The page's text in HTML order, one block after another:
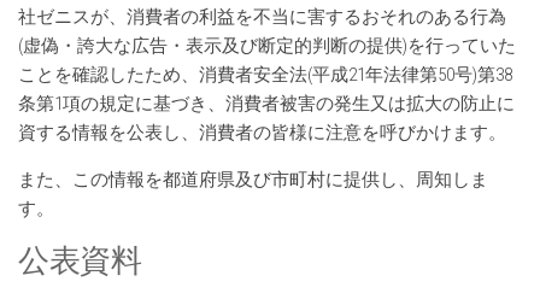
社ゼニスが、消費者の利益を不当に害するおそれのある行為
(虚偽・誇大な広告・表示及び断定的判断の提供)を行っていた
ことを確認したため、消費者安全法(平成21年法律第50号)第38
条第1項の規定に基づき、消費者被害の発生又は拡大の防止に
資する情報を公表し、消費者の皆様に注意を呼びかけます。
また、この情報を都道府県及び市町村に提供し、周知しま
す。
公表資料